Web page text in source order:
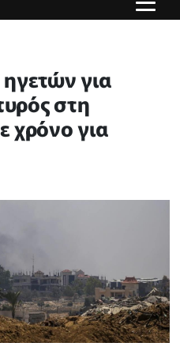
για
στη
χρόνο για